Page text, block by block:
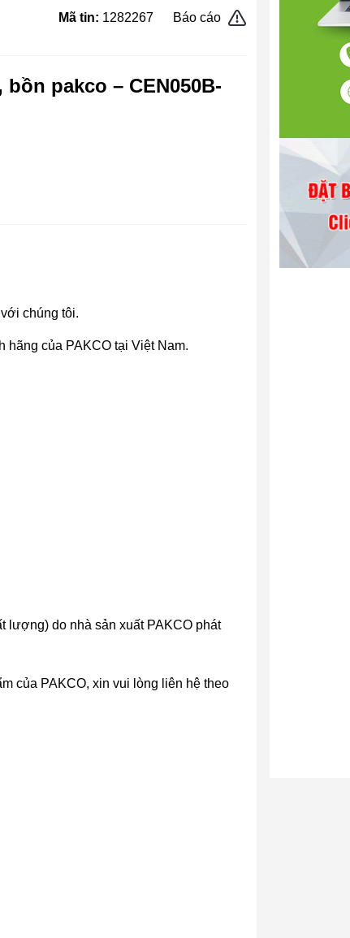
Mã tin: 1282267 Báo cáo
pakco – CEN050B-
chúng tôi.
hãng của PAKCO tại Việt Nam.
lượng) do nhà sản xuất PAKCO phát
của PAKCO, xin vui lòng liên hệ theo